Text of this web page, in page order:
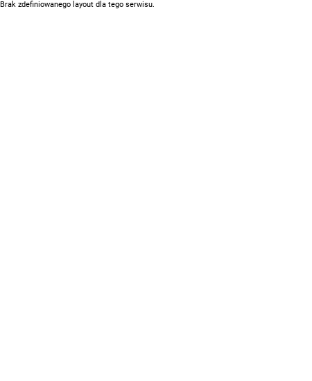
Brak zdefiniowanego layout dla tego serwisu.